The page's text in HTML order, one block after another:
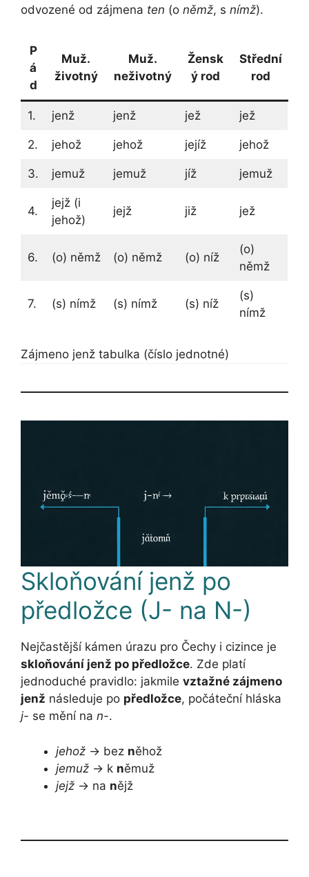
odvozené od zájmena ten (o němž, s nímž).
P
á
d
Muž.
životný
Muž.
neživotný
Žensk
ý rod
Střední
rod
1. jenž jenž jež jež
2. jehož jehož jejíž jehož
3. jemuž jemuž jíž jemuž
4.
jejž (i
jehož)
jejž již jež
6. (o) němž (o) němž (o) níž
(o)
němž
7. (s) nímž (s) nímž (s) níž
(s)
nímž
Zájmeno jenž tabulka (číslo jednotné)
Skloňování jenž po
předložce (J- na N-)
Nejčastější kámen úrazu pro Čechy i cizince je
skloňování jenž po předložce. Zde platí
jednoduché pravidlo: jakmile vztažné zájmeno
jenž následuje po předložce, počáteční hláska
j- se mění na n-.
jehož → bez něhož
jemuž → k němuž
jejž → na nějž